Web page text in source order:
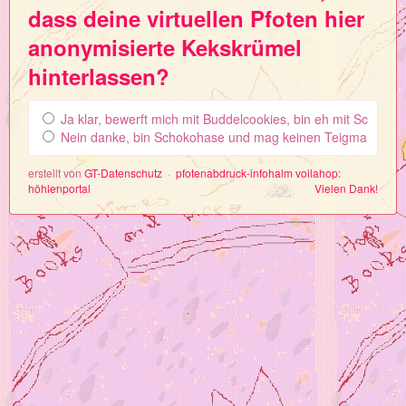
dass deine virtuellen Pfoten hier
anonymisierte Kekskrümel
hinterlassen?
Ja klar, bewerft mich mit Buddelcookies, bin eh mit
Nein danke, bin Schokohase und mag keinen Teigmantel.
erstellt von GT-Datenschutz pfotenabdruck-infohalmvoilahop:
höhlenportal
Vielen Dank!